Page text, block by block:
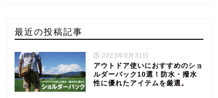
最近の投稿記事
2023年8月31日
アウトドア使いにおすすめのショ
ルダーバック10選！防水・撥水
性に優れたアイテムを厳選。